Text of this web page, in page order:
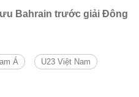
Bahrain trước giải Đông
Á U23 Việt Nam